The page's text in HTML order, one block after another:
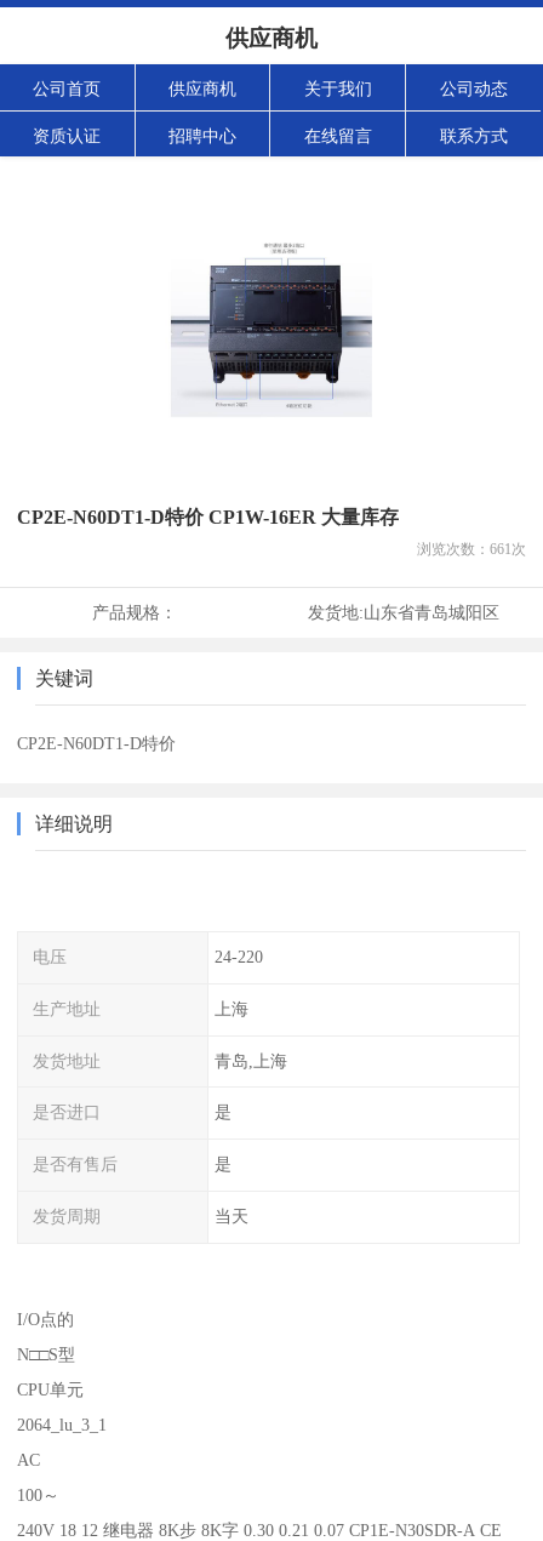
供应商机
公司首页 供应商机 关于我们 公司动态
资质认证 招聘中心 在线留言 联系方式
CP2E-N60DT1-D特价 CP1W-16ER 大量库存
浏览次数： 661次
产品规格： 发货地:山东省青岛城阳区
关键词
CP2E-N60DT1-D特价
详细说明
电压 24-220
生产地址 上海
发货地址 青岛,上海
是否进口 是
是否有售后 是
发货周期 当天
I/O点的
N□□S型
CPU单元
2064_lu_3_1
AC
100～
240V 18 12 继电器 8K步 8K字 0.30 0.21 0.07 CP1E-N30SDR-A CE